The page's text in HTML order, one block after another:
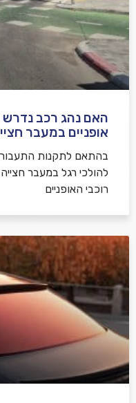
האם נהג רכב נדרש
אופניים במעבר
בהתאם לתקנות
להולכי רגל במעבר
רוכבי האופניים